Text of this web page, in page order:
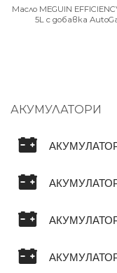
Масло MEGUIN
5L с добавка
АКУМУЛАТОРИ